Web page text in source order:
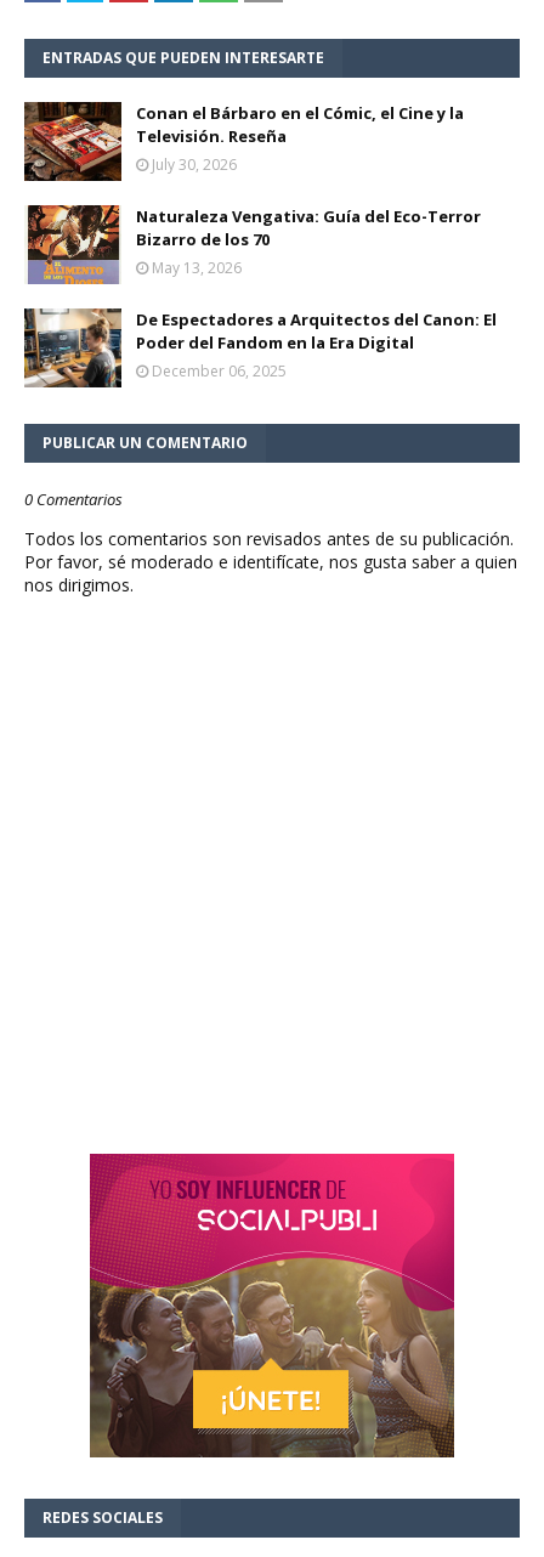
ENTRADAS QUE PUEDEN INTERESARTE
Conan el Bárbaro en el Cómic, el Cine y la
Televisión. Reseña
July 30, 2026
Naturaleza Vengativa: Guía del Eco-Terror
Bizarro de los 70
May 13, 2026
De Espectadores a Arquitectos del Canon: El
Poder del Fandom en la Era Digital
December 06, 2025
PUBLICAR UN COMENTARIO
0 Comentarios
Todos los comentarios son revisados antes de su publicación.
Por favor, sé moderado e identifícate, nos gusta saber a quien
nos dirigimos.
REDES SOCIALES